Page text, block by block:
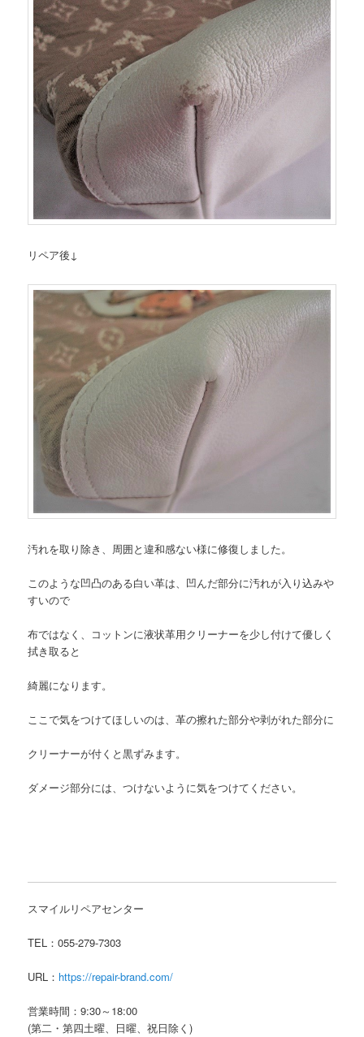
リペア後↓
汚れを取り除き、周囲と違和感ない様に修復しました。
このような凹凸のある白い革は、凹んだ部分に汚れが入り込みや
すいので
布ではなく、コットンに液状革用クリーナーを少し付けて優しく
拭き取ると
綺麗になります。
ここで気をつけてほしいのは、革の擦れた部分や剥がれた部分に
クリーナーが付くと黒ずみます。
ダメージ部分には、つけないように気をつけてください。
スマイルリペアセンター
TEL：055-279-7303
URL： https://repair-brand.com/
営業時間：9:30～18:00
(第二・第四土曜、日曜、祝日除く)